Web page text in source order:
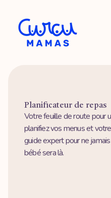
Planificateur de repas
Votre feuille de route pour
planifiez vos menus et
guide expert pour ne
bébé sera là.